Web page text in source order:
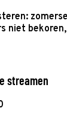
niet
streamen